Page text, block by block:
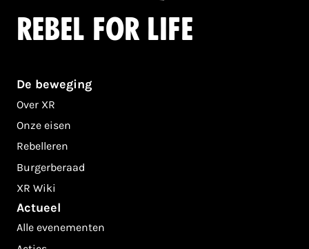
Rebel for life
De beweging
Over XR
Onze eisen
Rebelleren
Burgerberaad
XR Wiki
Actueel
Alle evenementen